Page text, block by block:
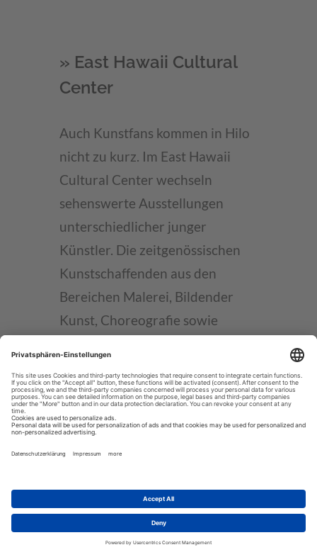
» East Hawaii Cultural
Center
Auch Kunstfans kommen in Hilo
nicht zu kurz. Im East Hawaii
Cultural Center wechseln
sehenswerte Ausstellungen
unterschiedlicher junger
Künstler. Die zeitgenössischen
Kunstschaffenden aus den
Bereichen Malerei, Bildender
Kunst, Choreografie sowie
und kulturellen Themen des
aktuellen Weltgeschehens.
Uhr
: frei; 5$ Spende
erwünscht